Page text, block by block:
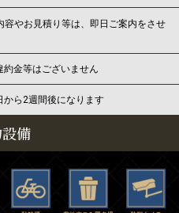
容やお見積り等は、即日ご案内をさせ
金等はございません
ら2週間後になります
備